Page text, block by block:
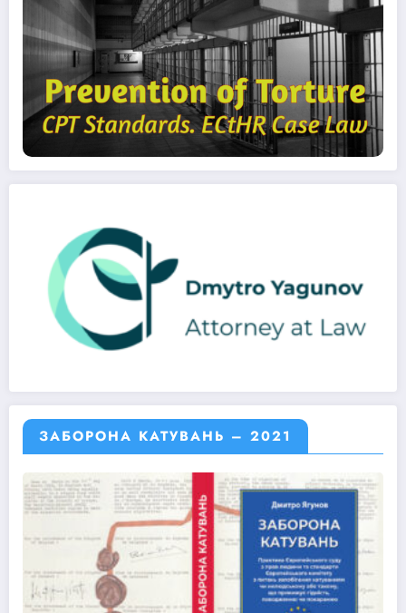
ЗАБОРОНА КАТУВАНЬ – 2021